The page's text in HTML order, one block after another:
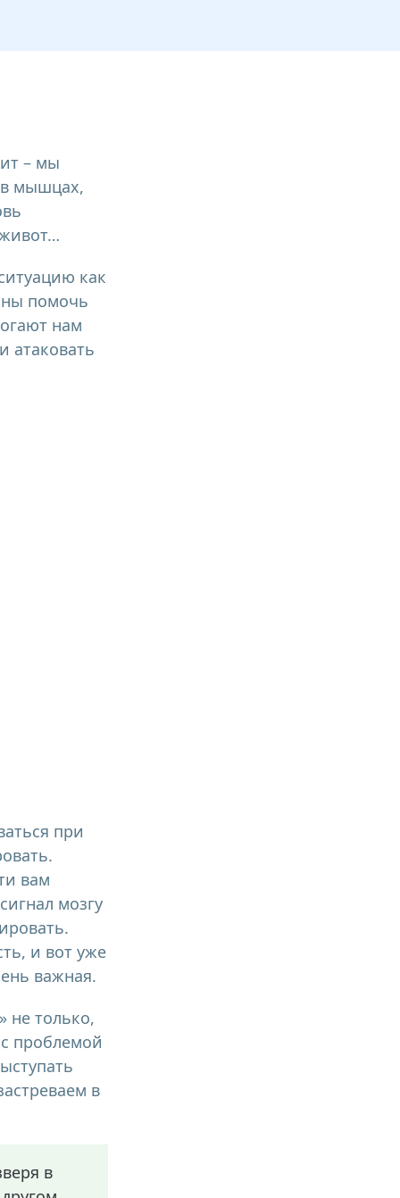
– мы
мышцах,
как
помочь
нам
атаковать
при
вам
мозгу
и вот уже
важная.
не только,
проблемой
в
в